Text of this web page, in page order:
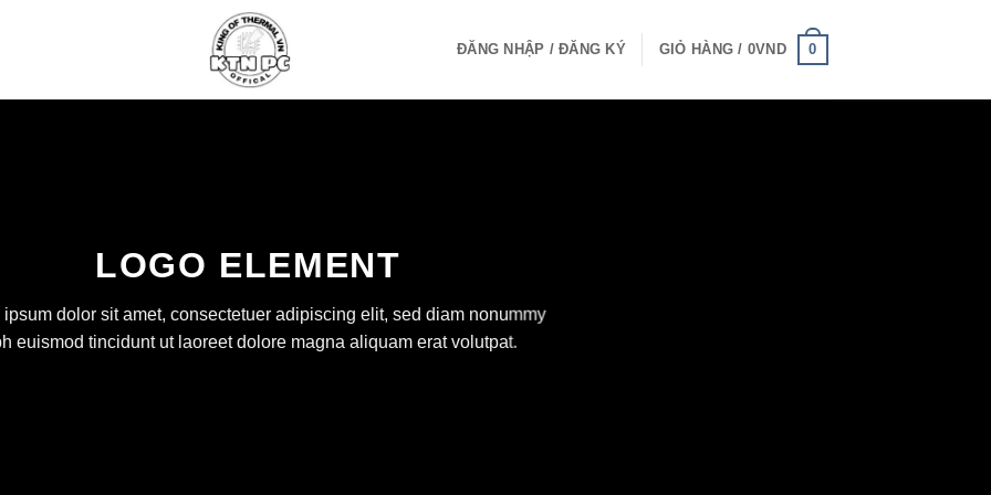
ĐĂNG NHẬP / ĐĂNG KÝ GIỎ HÀNG / 0VND 0
LOGO ELEMENT
ipsum dolor sit amet, consectetuer adipiscing elit, sed diam nonummy
euismod tincidunt ut laoreet dolore magna aliquam erat volutpat.